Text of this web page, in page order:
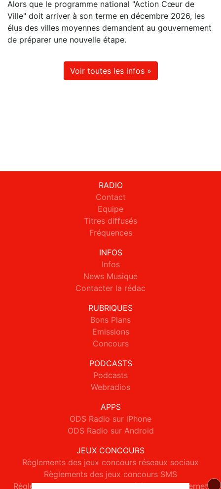
Alors que le programme national "Action Cœur de
Ville" doit arriver à son terme en décembre 2026, les
élus des villes moyennes demandent au gouvernement
de préparer une nouvelle étape.
Voir toutes les infos »
RADIO
Contact
Equipe
Titres diffusés
Fréquences
INFOS
Infos
News Musique
Contacter la rédac
RUBRIQUES
Bons Plans
Emissions
Concours
PODCASTS
Podcasts
Webradios
APPS
ODS Radio sur iPhone
ODS Radio sur Android
JEUX CONCOURS
Règlements des jeux concours réseaux sociaux
Règlements des jeux concours SMS
Règlements des jeux concours téléphone et internet